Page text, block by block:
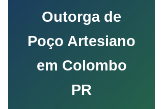
Outorga de
Poço Artesiano
em Colombo
PR